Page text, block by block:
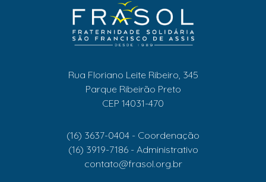
Rua Floriano Leite Ribeiro, 345
Parque Ribeirão Preto
CEP 14031-470
(16) 3637-0404 - Coordenação
(16) 3919-7186 - Administrativo
contato@frasol.org.br